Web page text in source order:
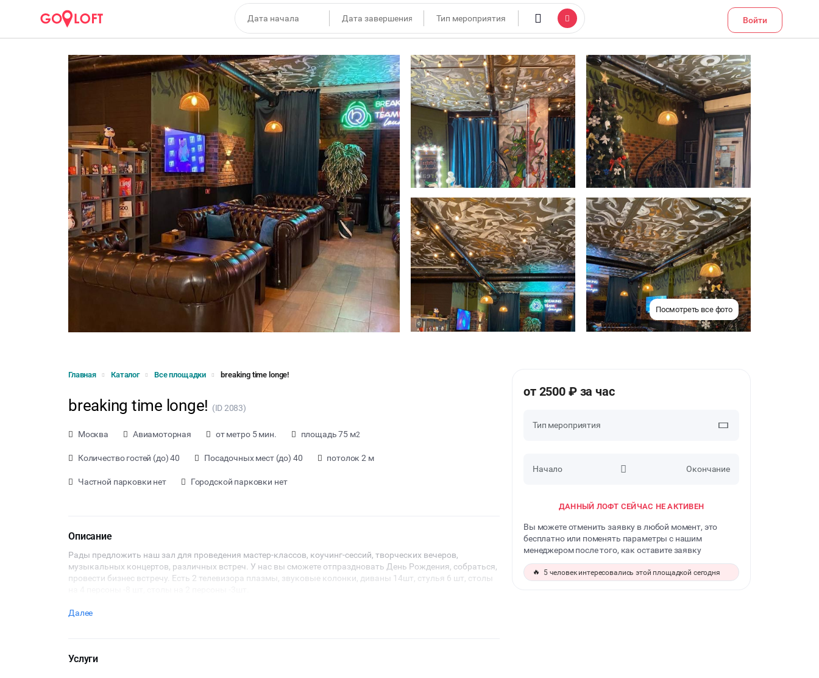
Войти
Посмотреть все фото
Главная Каталог Все площадки breaking time longe!
breaking time longe! (ID 2083)
Москва Авиамоторная от метро 5 мин. площадь 75 м2
Количество гостей (до) 40 Посадочных мест (до) 40 потолок 2 м
Частной парковки нет Городской парковки нет
Описание
Рады предложить наш зал для проведения мастер-классов, коучинг-сессий, творческих вечеров,
музыкальных концертов, различных встреч. У нас вы сможете отпраздновать День Рождения, собраться,
провести бизнес встречу. Есть 2 телевизора плазмы, звуковые колонки, диваны 14шт, стулья 6 шт, столы
Далее
Услуги
от 2500 ₽ за час
Тип мероприятия
ДЕНЬ РОЖДЕНИЯ
ДЕВИЧНИК
Начало Окончание
ДАННЫЙ ЛОФТ СЕЙЧАС НЕ АКТИВЕН
Вы можете отменить заявку в любой момент, это
бесплатно или поменять параметры с нашим
менеджером после того, как оставите заявку
🔥 5 человек интересовались этой площадкой сегодня